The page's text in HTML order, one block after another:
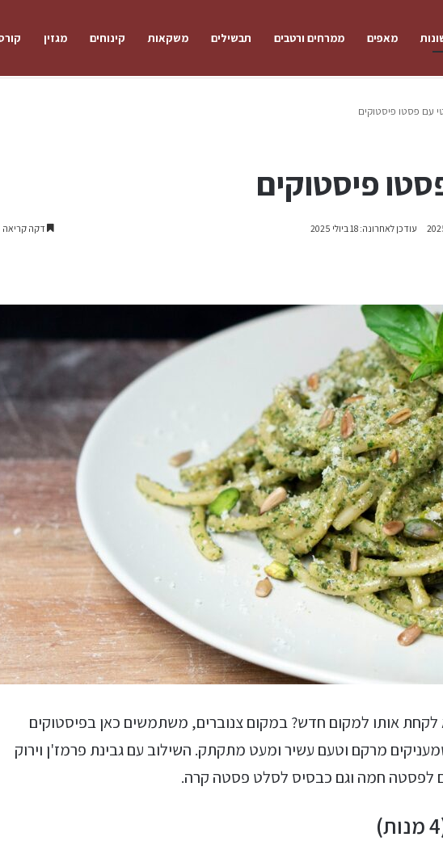
מאפים ממרחים ורטבים תבשילים משקאות קינוחים מגזין
עם פסטו פיסטוקים
פיסטוקים
עודכן לאחרונה: 18 ביולי 2025 דקה קריאה
אותו למקום חדש? במקום צנוברים, משתמשים כאן בפיסטוקים
שמעניקים מרקם וטעם עשיר ומעט מתקתק. השילוב עם גבינת פרמז'ן וירוק
לפסטה חמה וגם כבסיס לסלט פסטה קרה.